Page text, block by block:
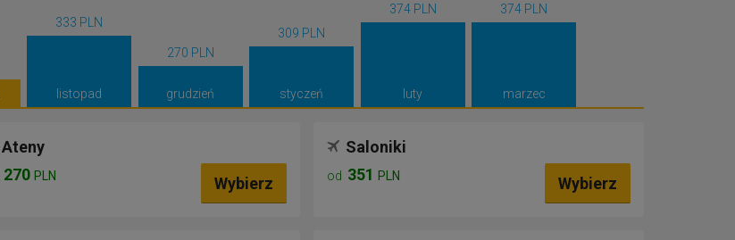
333 PLN
listopad
270 PLN
grudzień
309 PLN
styczeń
374 PLN
luty
374 PLN
marzec
Ateny
270 PLN Wybierz
Saloniki
od 351 PLN Wybierz